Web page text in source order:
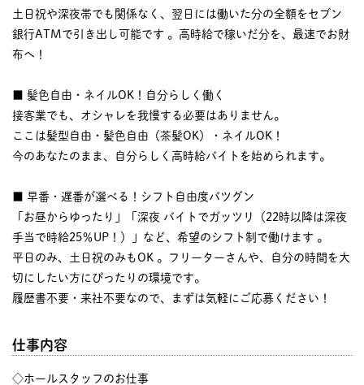
土日祝や深夜帯でも関係なく、翌日には働いた分の全額をセブン
銀行ATMで引き出し可能です 。高時給で稼いだ分を、最速でお財
布へ！
■ 髪色自由・ネイルOK！自分らしく働く
接客業でも、オシャレを我慢する必要はありません。
ここは髪型自由・髪色自由（茶髪OK）・ネイルOK！
今のあなたのまま、自分らしく高時給バイトを始められます。
■ 早番・遅番が選べる！シフト自由度バツグン
「お昼からゆったり」「深夜 バイトでガッツリ（22時以降は深夜
手当で時給25％UP！）」など、希望のシフト制で働けます 。
平日のみ、土日祝のみもOK 。フリーターさんや、自分の時間を大
切にしたい方にぴったりの環境です。
履歴書不要・来社不要なので、まずは気軽にご応募ください！
仕事内容
◇ホールスタッフのお仕事